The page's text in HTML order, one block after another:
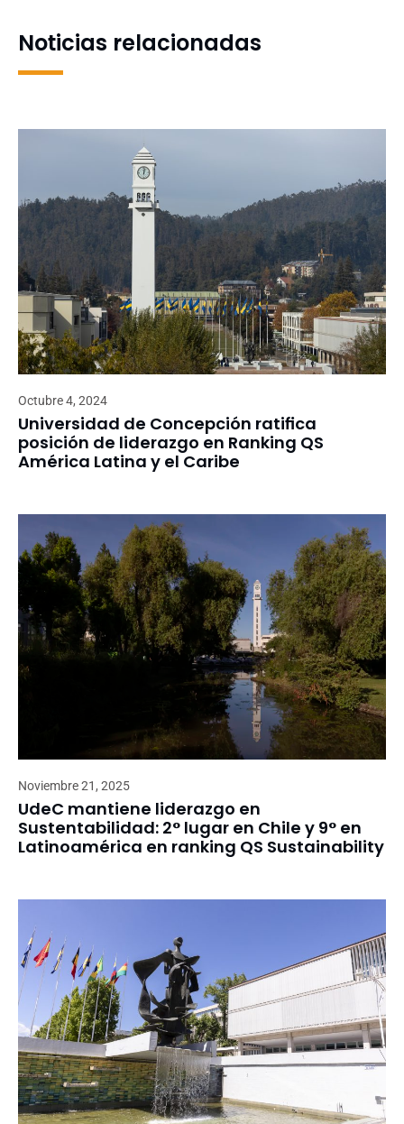
Noticias relacionadas
Octubre 4, 2024
Universidad de Concepción ratifica
posición de liderazgo en Ranking QS
América Latina y el Caribe
Noviembre 21, 2025
UdeC mantiene liderazgo en
Sustentabilidad: 2° lugar en Chile y 9° en
Latinoamérica en ranking QS Sustainability